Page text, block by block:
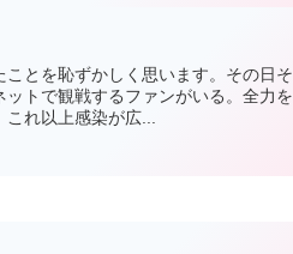
とを恥ずかしく思います。その日そ
トで観戦するファンがいる。全力を
これ以上感染が広...